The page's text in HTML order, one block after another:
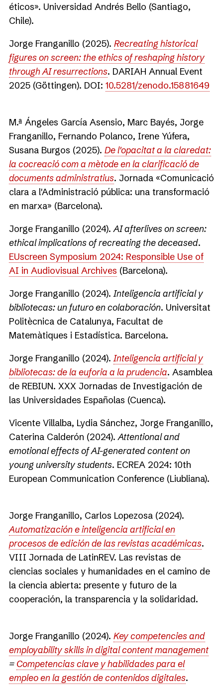
éticos». Universidad Andrés Bello (Santiago,
Chile).
Jorge Franganillo (2025). Recreating historical
figures on screen: the ethics of reshaping history
through AI resurrections. DARIAH Annual Event
2025 (Göttingen). DOI: 10.5281/zenodo.15881649
M.ª Ángeles García Asensio, Marc Bayés, Jorge
Franganillo, Fernando Polanco, Irene Yúfera,
Susana Burgos (2025). De l'opacitat a la claredat:
la cocreació com a mètode en la clarificació de
documents administratius. Jornada «Comunicació
clara a l'Administració pública: una transformació
en marxa» (Barcelona).
Jorge Franganillo (2024).AI afterlives on screen:
ethical implications of recreating the deceased.
EUscreen Symposium 2024: Responsible Use of
AI in Audiovisual Archives (Barcelona).
Jorge Franganillo (2024).Inteligencia artificial y
bibliotecas: un futuro en colaboración. Universitat
Politècnica de Catalunya, Facultat de
Matemàtiques i Estadística. Barcelona.
Jorge Franganillo (2024).Inteligencia artificial y
bibliotecas: de la euforia a la prudencia. Asamblea
de REBIUN. XXX Jornadas de Investigación de
las Universidades Españolas (Cuenca).
Vicente Villalba, Lydia Sánchez, Jorge Franganillo,
Caterina Calderón (2024).Attentional and
emotional effects of AI-generated content on
young university students. ECREA 2024: 10th
European Communication Conference (Liubliana).
Jorge Franganillo, Carlos Lopezosa (2024).
Automatización e inteligencia artificial en
procesos de edición de las revistas académicas.
VIII Jornada de LatinREV. Las revistas de
ciencias sociales y humanidades en el camino de
la ciencia abierta: presente y futuro de la
cooperación, la transparencia y la solidaridad.
Jorge Franganillo (2024). Key competencies and
employability skills in digital content management
= Competencias clave y habilidades para el
empleo en la gestión de contenidos digitales.